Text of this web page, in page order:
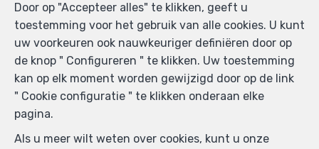
Door op "Accepteer alles" te klikken, geeft u
toestemming voor het gebruik van alle cookies. U kunt
uw voorkeuren ook nauwkeuriger definiëren door op
de knop " Configureren " te klikken. Uw toestemming
kan op elk moment worden gewijzigd door op de link
" Cookie configuratie " te klikken onderaan elke
pagina.
Als u meer wilt weten over cookies, kunt u onze